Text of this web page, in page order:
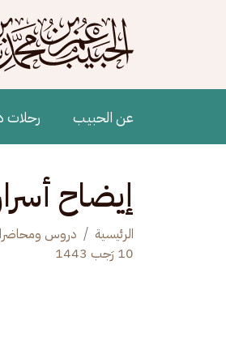
navigation
عن الحبيب رحلات
إيضاح
الرئيسية دروس
10 رَجب 1443